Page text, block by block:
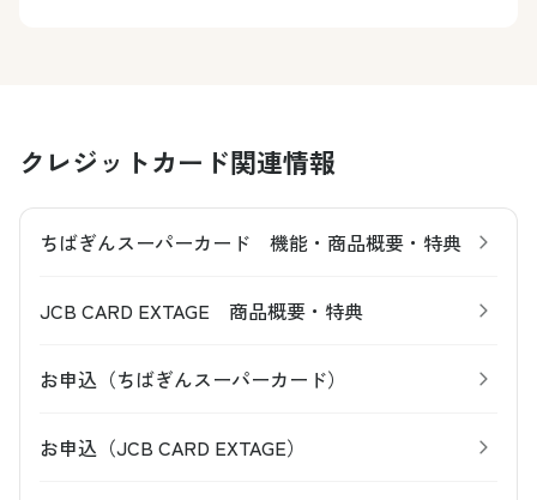
クレジットカード関連情報
ちばぎんスーパーカード 機能・商品概要・特典
JCB CARD EXTAGE 商品概要・特典
お申込（ちばぎんスーパーカード）
お申込（JCB CARD EXTAGE）